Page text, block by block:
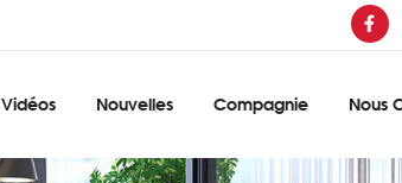
Vidéos Nouvelles Compagnie Nous